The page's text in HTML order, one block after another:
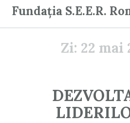
Fundația S.E.E.R.
Zi: 22 mai